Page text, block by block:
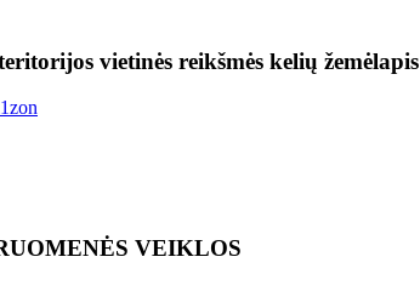
vietinės reikšmės kelių žemėlapis
VEIKLOS